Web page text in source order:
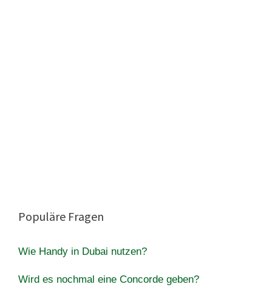
Populäre Fragen
Wie Handy in Dubai nutzen?
Wird es nochmal eine Concorde geben?